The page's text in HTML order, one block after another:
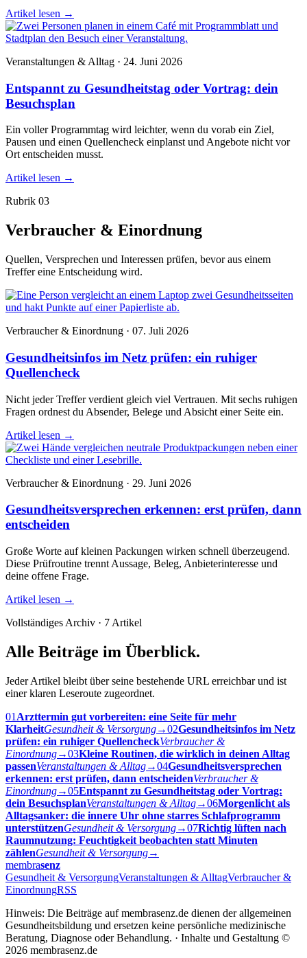
Artikel lesen →
Veranstaltungen & Alltag · 24. Juni 2026
Entspannt zu Gesundheitstag oder Vortrag: dein
Besuchsplan
Ein voller Programmtag wird leichter, wenn du vorab ein Ziel,
Pausen und einen Quellencheck einplanst und Angebote nicht vor
Ort entscheiden musst.
Artikel lesen →
Rubrik 03
Verbraucher & Einordnung
Quellen, Versprechen und Interessen prüfen, bevor aus einem
Treffer eine Entscheidung wird.
Verbraucher & Einordnung · 07. Juli 2026
Gesundheitsinfos im Netz prüfen: ein ruhiger
Quellencheck
Nicht jeder Treffer verdient gleich viel Vertrauen. Mit sechs ruhigen
Fragen ordnest du Absender, Belege und Absicht einer Seite ein.
Artikel lesen →
Verbraucher & Einordnung · 29. Juni 2026
Gesundheitsversprechen erkennen: erst prüfen, dann
entscheiden
Große Worte auf kleinen Packungen wirken schnell überzeugend.
Diese Prüfroutine trennt Aussage, Beleg, Anbieterinteresse und
deine offene Frage.
Artikel lesen →
Vollständiges Archiv · 7 Artikel
Alle Beiträge im Überblick.
Jeder Artikel bleibt über seine bestehende URL erreichbar und ist
einer klaren Leseroute zugeordnet.
01 Arzttermin gut vorbereiten: eine Seite für mehr
KlarheitGesundheit & Versorgung→02Gesundheitsinfos im Netz
prüfen: ein ruhiger QuellencheckVerbraucher &
Einordnung→03Kleine Routinen, die wirklich in deinen Alltag
passenVeranstaltungen & Alltag→04Gesundheitsversprechen
erkennen: erst prüfen, dann entscheidenVerbraucher &
Einordnung→05Entspannt zu Gesundheitstag oder Vortrag:
dein BesuchsplanVeranstaltungen & Alltag→06Morgenlicht als
Alltagsanker: die innere Uhr ohne starres Schlafprogramm
unterstützenGesundheit & Versorgung→07Richtig lüften nach
Raumnutzung: Feuchtigkeit beobachten statt Minuten
zählenGesundheit & Versorgung→
membrasenz
Gesundheit & VersorgungVeranstaltungen & AlltagVerbraucher &
EinordnungRSS
Hinweis: Die Beiträge auf membrasenz.de dienen der allgemeinen
Gesundheitsbildung und ersetzen keine persönliche medizinische
Beratung, Diagnose oder Behandlung. · Inhalte und Gestaltung ©
2026 membrasenz.de